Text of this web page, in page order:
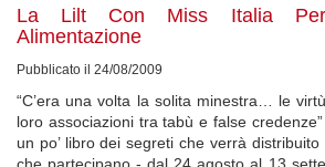
La Lilt Con Miss Italia
Alimentazione
Pubblicato il 24/08/2009
“C’era una volta la solita minestra… le
loro associazioni tra tabù e false
un po’ libro dei segreti che verrà